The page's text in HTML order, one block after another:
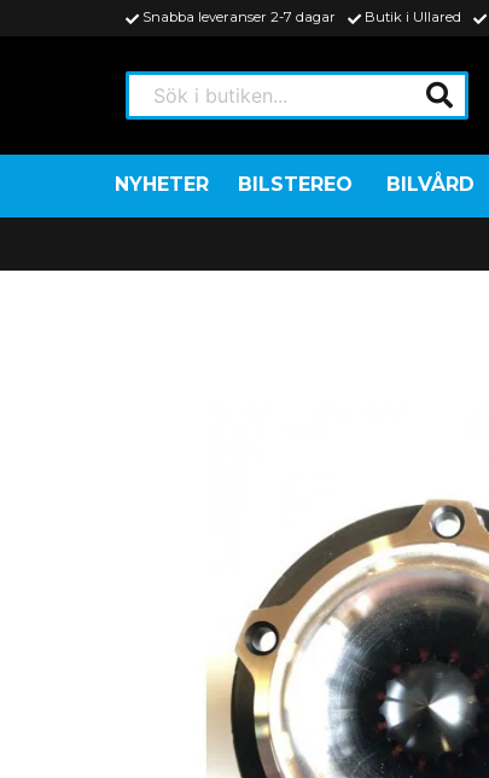
Snabba leveranser 2-7 dagar Butik i Ullared
Sök i butiken...
NYHETER BILSTEREO BILVÅRD